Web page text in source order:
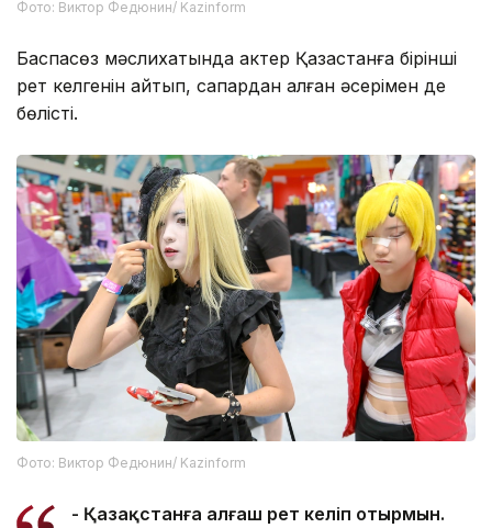
Фото: Виктор Федюнин/ Kazinform
Баспасөз мәслихатында актер Қазақстанға бірінші
рет келгенін айтып, сапардан алған әсерімен де
бөлісті.
Фото: Виктор Федюнин/ Kazinform
- Қазақстанға алғаш рет келіп отырмын.